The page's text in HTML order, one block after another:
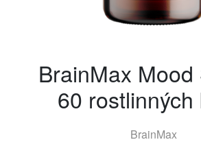
BrainMax Mood
60
BrainMax